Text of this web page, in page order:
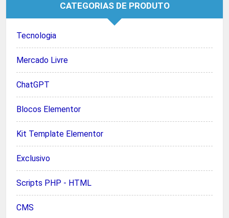
CATEGORIAS DE PRODUTO
Tecnologia
Mercado Livre
ChatGPT
Blocos Elementor
Kit Template Elementor
Exclusivo
Scripts PHP - HTML
CMS